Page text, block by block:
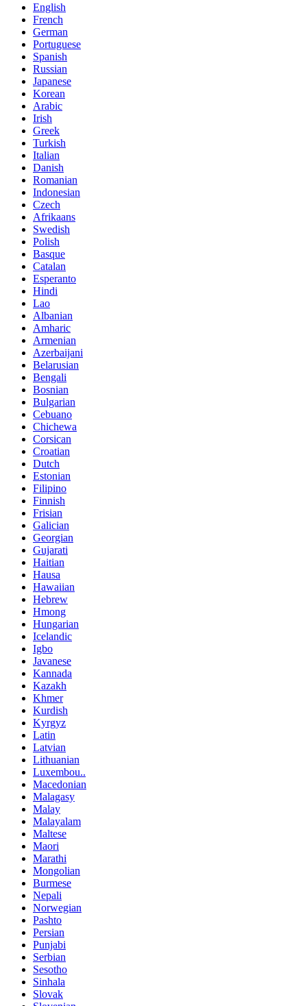
English
French
German
Portuguese
Spanish
Russian
Japanese
Korean
Arabic
Irish
Greek
Turkish
Italian
Danish
Romanian
Indonesian
Czech
Afrikaans
Swedish
Polish
Basque
Catalan
Esperanto
Hindi
Lao
Albanian
Amharic
Armenian
Azerbaijani
Belarusian
Bengali
Bosnian
Bulgarian
Cebuano
Chichewa
Corsican
Croatian
Dutch
Estonian
Filipino
Finnish
Frisian
Galician
Georgian
Gujarati
Haitian
Hausa
Hawaiian
Hebrew
Hmong
Hungarian
Icelandic
Igbo
Javanese
Kannada
Kazakh
Khmer
Kurdish
Kyrgyz
Latin
Latvian
Lithuanian
Luxembou..
Macedonian
Malagasy
Malay
Malayalam
Maltese
Maori
Marathi
Mongolian
Burmese
Nepali
Norwegian
Pashto
Persian
Punjabi
Serbian
Sesotho
Sinhala
Slovak